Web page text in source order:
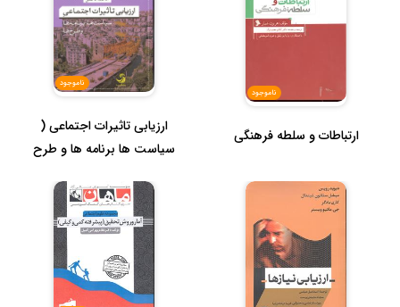
ناموجود
ارتباطات و سلطه فرهنگی
ناموجود
ارزیابی تاثیرات اجتماعی (
سیاست ها برنامه ها و طرح